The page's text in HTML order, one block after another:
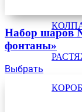
Набор шаров
фонтаны»
Выбрать